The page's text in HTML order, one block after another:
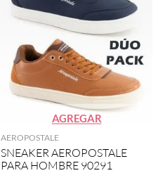
AGREGAR
AEROPOSTALE
SNEAKER AEROPOSTALE
PARA HOMBRE 90291